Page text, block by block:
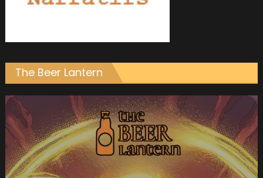
The Beer Lantern